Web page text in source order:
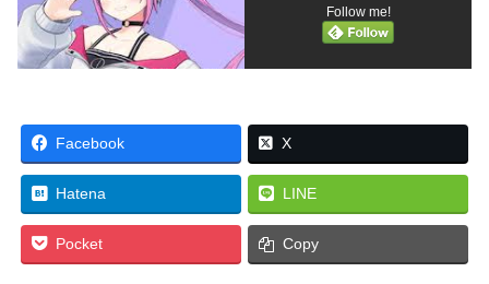
Follow me!
Facebook X
Hatena LINE
Pocket Copy